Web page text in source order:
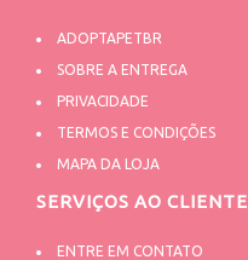
ADOPTAPETBR
SOBRE A ENTREGA
PRIVACIDADE
TERMOS E CONDIÇÕES
MAPA DA LOJA
SERVIÇOS AO CLIENTE
ENTRE EM CONTATO